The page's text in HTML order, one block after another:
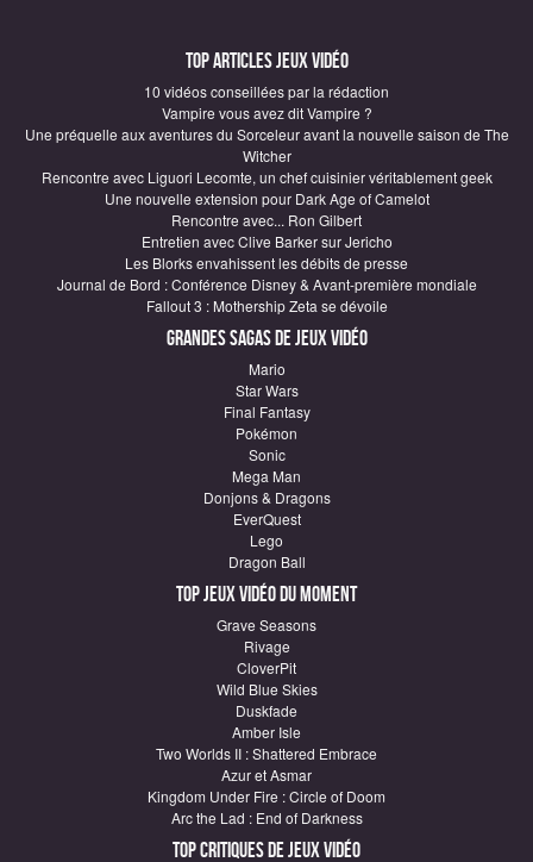
Top articles Jeux vidéo
10 vidéos conseillées par la rédaction
Vampire vous avez dit Vampire ?
Une préquelle aux aventures du Sorceleur avant la nouvelle saison de The
Witcher
Rencontre avec Liguori Lecomte, un chef cuisinier véritablement geek
Une nouvelle extension pour Dark Age of Camelot
Rencontre avec... Ron Gilbert
Entretien avec Clive Barker sur Jericho
Les Blorks envahissent les débits de presse
Journal de Bord : Conférence Disney & Avant-première mondiale
Fallout 3 : Mothership Zeta se dévoile
Grandes sagas de Jeux vidéo
Mario
Star Wars
Final Fantasy
Pokémon
Sonic
Mega Man
Donjons & Dragons
EverQuest
Lego
Dragon Ball
Top Jeux vidéo du moment
Grave Seasons
Rivage
CloverPit
Wild Blue Skies
Duskfade
Amber Isle
Two Worlds II : Shattered Embrace
Azur et Asmar
Kingdom Under Fire : Circle of Doom
Arc the Lad : End of Darkness
Top critiques de Jeux vidéo